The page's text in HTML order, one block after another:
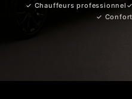
✓ Chauffeurs professionnel
✓